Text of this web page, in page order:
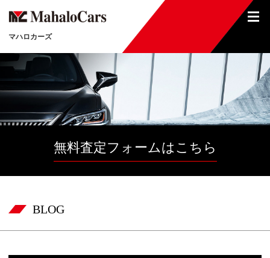
マハロカーズ
無料査定フォームはこちら
BLOG